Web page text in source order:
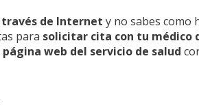
de Internet y no sabes como
para solicitar cita con tu médico
página web del servicio de salud